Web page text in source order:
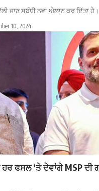
ਜਾਣ ਸਬੰਧੀ ਨਵਾ ਐਲਾਨ ਕਰ ਦਿੱਤਾ
10, 2024
ਫਸਲ ‘ਤੇ ਦੇਵਾਂਗੇ MSP ਦੀ